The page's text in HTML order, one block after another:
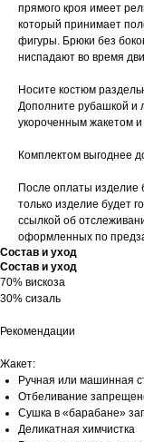
прямого кроя имеет
который принимает
фигуры. Брюки без
ниспадают во время
Носите костюм
Дополните рубашкой и
укороченным жакетом
Комплектом выгоднее
После оплаты изделие
только изделие будет
ссылкой об
оформленных по
Состав и уход
Состав и уход
70% вискоза
30% сизаль
Рекомендации
Жакет:
Ручная или машинная
Отбеливание
Сушка в «барабане»
Деликатная химчистка